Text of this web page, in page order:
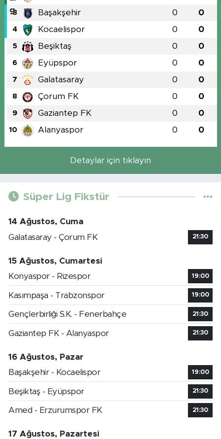
3 Başakşehir 0 0
4 Kocaelispor 0 0
5 Beşiktaş 0 0
6 Eyüpspor 0 0
7 Galatasaray 0 0
8 Çorum FK 0 0
9 Gaziantep FK 0 0
10 Alanyaspor 0 0
Detaylar için tıklayın
Süper Lig Fikstür
14 Ağustos, Cuma
Galatasaray - Çorum FK
21:30
15 Ağustos, Cumartesi
Konyaspor - Rizespor
19:00
Kasımpaşa - Trabzonspor 19:00
Gençlerbirliği S.K. - Fenerbahçe 21:30
Gaziantep FK - Alanyaspor 21:30
16 Ağustos, Pazar
Başakşehir - Kocaelispor
19:00
Beşiktaş - Eyüpspor 21:30
Amed - Erzurumspor FK 21:30
17 Ağustos, Pazartesi